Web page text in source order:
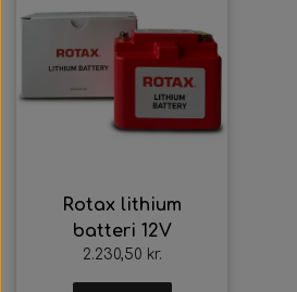
Rotax lithium
batteri 12V
2.230,50 kr.